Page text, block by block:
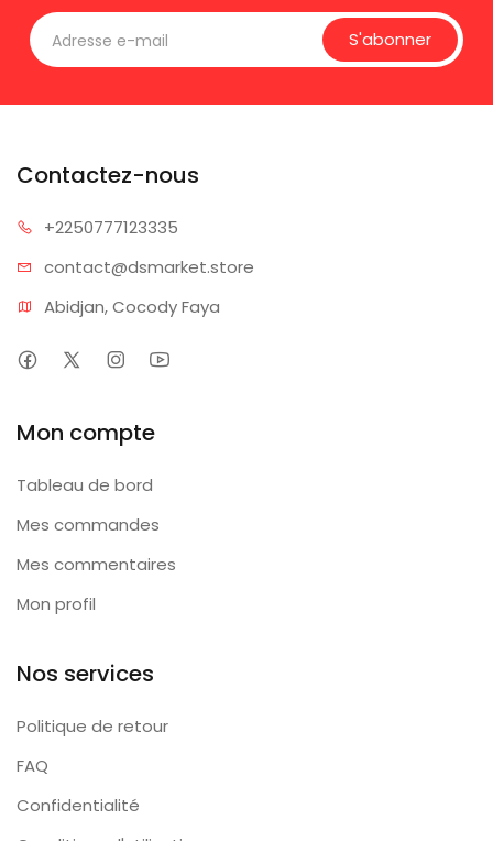
S'abonner
Contactez-nous
+2250777123335
contact@dsmarket.store
Abidjan, Cocody Faya
Mon compte
Tableau de bord
Mes commandes
Mes commentaires
Mon profil
Nos services
Politique de retour
FAQ
Confidentialité